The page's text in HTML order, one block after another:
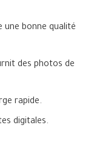
bonne qualité
des photos de
rapide.
digitales.